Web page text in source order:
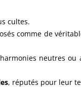
cultes.
comme de
neutres ou
, réputés pour leur